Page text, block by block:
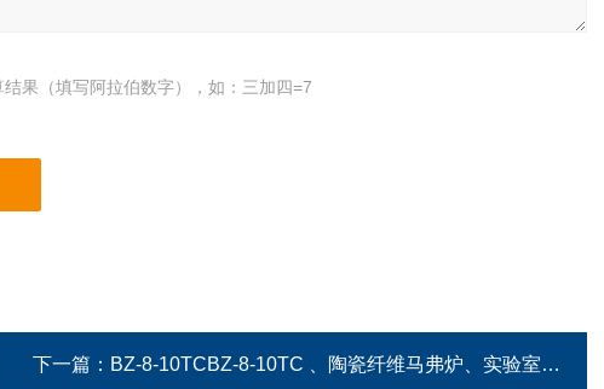
果（填写阿拉伯数字），如：三加四=7
下一篇： BZ-8-10TCBZ-8-10TC 、陶瓷纤维马弗炉、实验室电炉、箱式电阻炉